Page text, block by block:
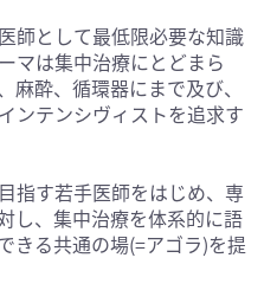
師として最低限必要な知識
マは集中治療にとどまら
麻酔、循環器にまで及び、
ンテンシヴィストを追求す
指す若手医師をはじめ、専
し、集中治療を体系的に語
きる共通の場(=アゴラ)を提